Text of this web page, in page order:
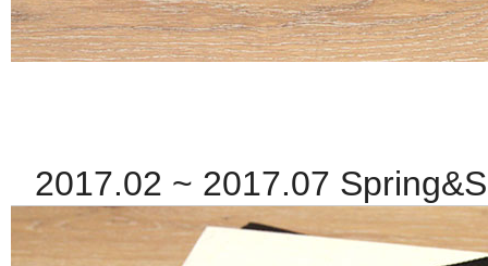
2017.02 ~ 2017.07